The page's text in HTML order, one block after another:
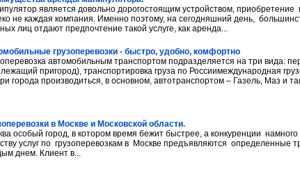
является довольно дорогостоящим устройством, приобретение
не каждая компания. Именно поэтому, на сегодняшний день,
лиц отдают предпочтение такой услуге, как аренда...
грузоперевозки - быстро, удобно, комфортно
автомобильным транспортом подразделяется на три вида:
пригород), транспортировка груза по Россиимеждународная
города производиться, в основном, автотранспортом – Газель, Маз и
в Москве и Московской области.
особый город, в котором время бежит быстрее, а конкуренции
услуг по грузоперевозкам в Москве предъявляются определенные
днем. Клиент в...